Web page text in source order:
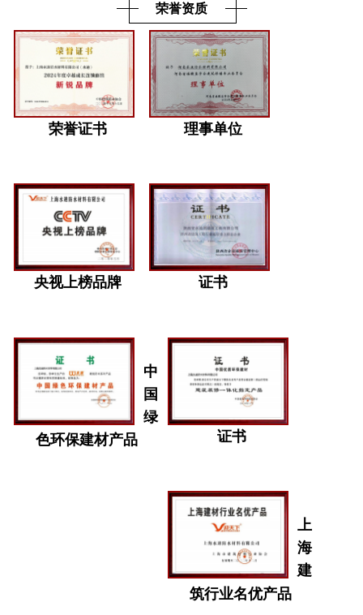
荣誉资质
荣誉证书 理事单位
央视上榜品牌 证书
中
国
绿
色环保建材产品
证书
上
海
建
筑行业名优产品